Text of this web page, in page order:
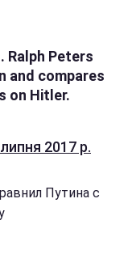
Ralph Peters
and compares
on Hitler.
2017 р.
Путина с